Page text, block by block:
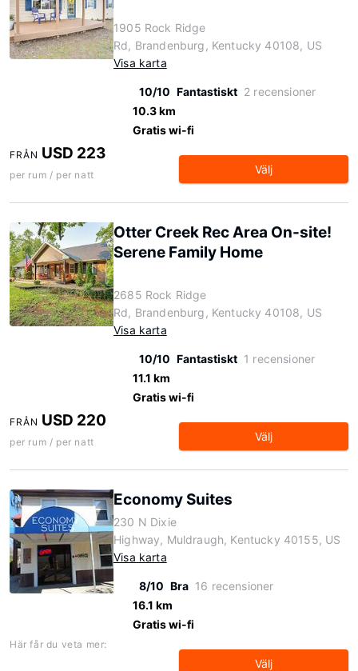
1905 Rock Ridge
Rd, Brandenburg, Kentucky 40108, US
Visa karta
10/10 Fantastiskt 2 recensioner
10.3 km
Gratis wi-fi
FRÅN USD 223
per rum / per natt Välj
Otter Creek Rec Area On-site!
Serene Family Home
2685 Rock Ridge
Rd, Brandenburg, Kentucky 40108, US
Visa karta
10/10 Fantastiskt 1 recensioner
11.1 km
Gratis wi-fi
FRÅN USD 220
per rum / per natt Välj
Economy Suites
230 N Dixie
Highway, Muldraugh, Kentucky 40155, US
Visa karta
8/10 Bra 16 recensioner
16.1 km
Gratis wi-fi
Här får du veta mer:
Välj